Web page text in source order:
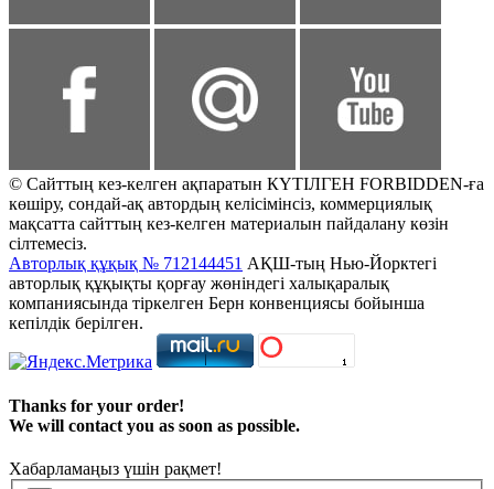
© Сайттың кез-келген ақпаратын КҮТІЛГЕН FORBIDDEN-ға
көшіру, сондай-ақ автордың келісімінсіз, коммерциялық
мақсатта сайттың кез-келген материалын пайдалану көзін
сілтемесіз.
Авторлық құқық № 712144451 АҚШ-тың Нью-Йорктегі
авторлық құқықты қорғау жөніндегі халықаралық
компаниясында тіркелген Берн конвенциясы бойынша
кепілдік берілген.
Thanks for your order!
We will contact you as soon as possible.
Хабарламаңыз үшін рақмет!